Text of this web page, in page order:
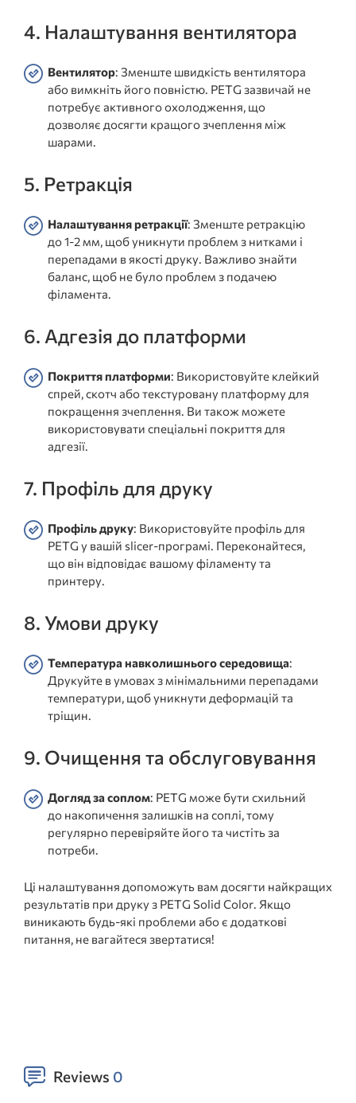
4. Налаштування вентилятора
Вентилятор: Зменште швидкість вентилятора
або вимкніть його повністю. PETG зазвичай не
потребує активного охолодження, що
дозволяє досягти кращого зчеплення між
шарами.
5. Ретракція
Налаштування ретракції: Зменште ретракцію
до 1-2 мм, щоб уникнути проблем з нитками і
перепадами в якості друку. Важливо знайти
баланс, щоб не було проблем з подачею
філамента.
6. Адгезія до платформи
Покриття платформи: Використовуйте клейкий
спрей, скотч або текстуровану платформу для
покращення зчеплення. Ви також можете
використовувати спеціальні покриття для
адгезії.
7. Профіль для друку
Профіль друку: Використовуйте профіль для
PETG у вашій slicer-програмі. Переконайтеся,
що він відповідає вашому філаменту та
принтеру.
8. Умови друку
Температура навколишнього середовища:
Друкуйте в умовах з мінімальними перепадами
температури, щоб уникнути деформацій та
тріщин.
9. Очищення та обслуговування
Догляд за соплом: PETG може бути схильний
до накопичення залишків на соплі, тому
регулярно перевіряйте його та чистіть за
потреби.
Ці налаштування допоможуть вам досягти найкращих
результатів при друку з PETG Solid Color. Якщо
виникають будь-які проблеми або є додаткові
питання, не вагайтеся звертатися!
Reviews 0